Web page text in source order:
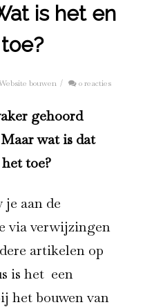
is het en
bouwen / 0 reacties
gehoord
wat is dat
toe?
aan de
via verwijzingen
artikelen op
is het een
het bouwen van